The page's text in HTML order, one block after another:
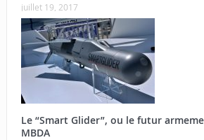
juillet 19, 2017
Le “Smart Glider”, ou le futur
MBDA